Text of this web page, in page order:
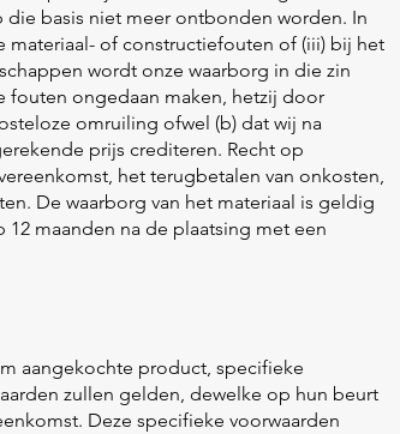
basis niet meer ontbonden worden. In
materiaal- of constructiefouten of (iii) bij het
wordt onze waarborg in die zin
fouten ongedaan maken, hetzij door
omruiling ofwel (b) dat wij na
prijs crediteren. Recht op
het terugbetalen van onkosten,
De waarborg van het materiaal is geldig
maanden na de plaatsing met een
aangekochte product, specifieke
zullen gelden, dewelke op hun beurt
Deze specifieke voorwaarden